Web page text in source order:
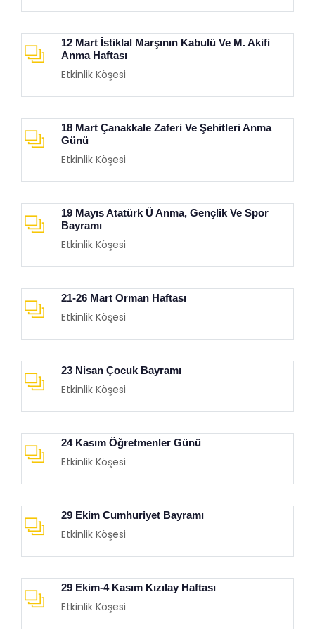
12 Mart İstiklal Marşının Kabulü Ve M. Akifi
Anma Haftası
Etkinlik Köşesi
18 Mart Çanakkale Zaferi Ve Şehitleri Anma
Günü
Etkinlik Köşesi
19 Mayıs Atatürk Ü Anma, Gençlik Ve Spor
Bayramı
Etkinlik Köşesi
21-26 Mart Orman Haftası
Etkinlik Köşesi
23 Nisan Çocuk Bayramı
Etkinlik Köşesi
24 Kasım Öğretmenler Günü
Etkinlik Köşesi
29 Ekim Cumhuriyet Bayramı
Etkinlik Köşesi
29 Ekim-4 Kasım Kızılay Haftası
Etkinlik Köşesi